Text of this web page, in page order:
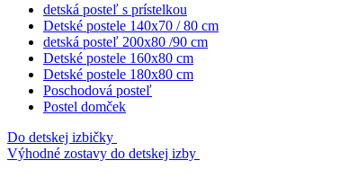
detská posteľ s prístelkou
Detské postele 140x70 / 80 cm
detská posteľ 200x80 /90 cm
Detské postele 160x80 cm
Detské postele 180x80 cm
Poschodová posteľ
Postel domček
Do detskej izbičky
Výhodné zostavy do detskej izby